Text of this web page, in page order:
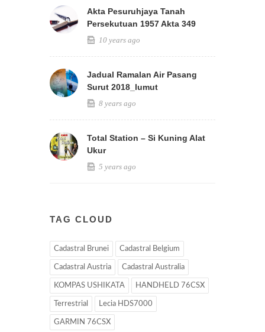
Akta Pesuruhjaya Tanah
Persekutuan 1957 Akta 349
10 years ago
Jadual Ramalan Air Pasang
Surut 2018_lumut
8 years ago
Total Station – Si Kuning Alat
Ukur
5 years ago
TAG CLOUD
Cadastral Brunei Cadastral Belgium
Cadastral Austria Cadastral Australia
KOMPAS USHIKATA HANDHELD 76CSX
Terrestrial Lecia HDS7000
GARMIN 76CSX